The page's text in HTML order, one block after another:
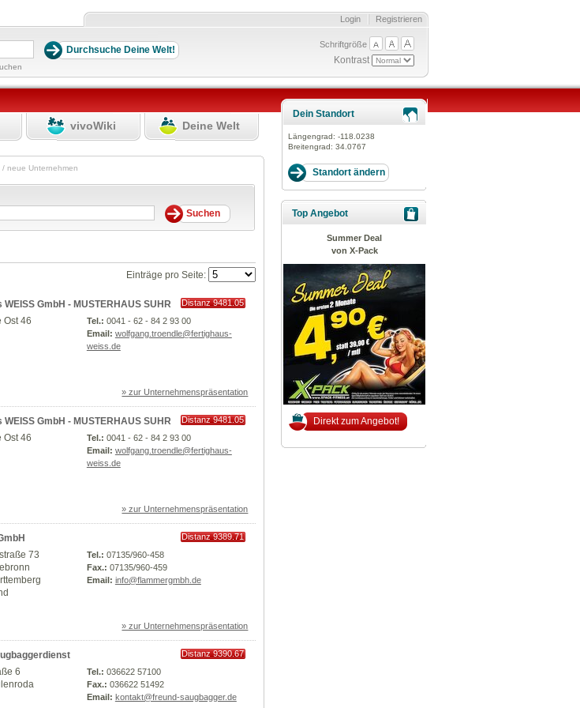
Registrieren
Login
Schriftgröße
Kontrast
vivoWiki Deine Welt
/ neue Unternehmen
Einträge pro Seite:
WEISS GmbH - MUSTERHAUS SUHR
Distanz 9481.05
Ost 46
Tel.: 0041 - 62 - 84 2 93 00
Email: wolfgang.troendle@fertighaus-
weiss.de
» zur Unternehmenspräsentation
WEISS GmbH - MUSTERHAUS SUHR
Distanz 9481.05
Ost 46
Tel.: 0041 - 62 - 84 2 93 00
Email: wolfgang.troendle@fertighaus-
weiss.de
» zur Unternehmenspräsentation
Distanz 9389.71
73
Tel.: 07135/960-458
Fax.: 07135/960-459
Email: info@flammergmbh.de
» zur Unternehmenspräsentation
Distanz 9390.67
6
Tel.: 036622 57100
Fax.: 036622 51492
Email: kontakt@freund-saugbagger.de
Dein Standort
Längengrad: -118.0238
Breitengrad: 34.0767
Top Angebot
Summer Deal
von X-Pack
Direkt zum Angebot!